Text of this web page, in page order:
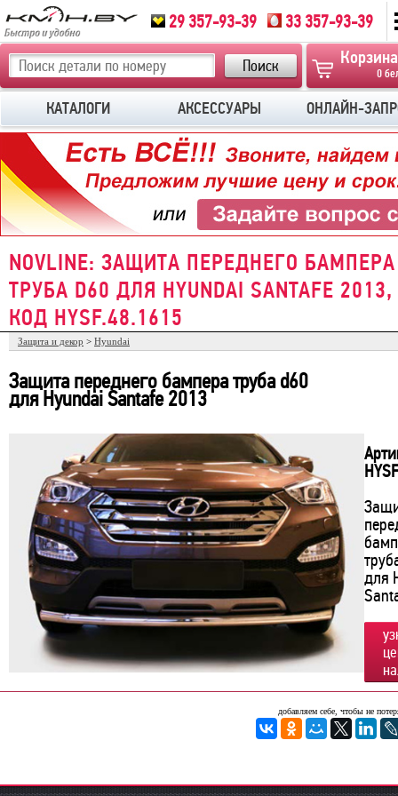
29 357-93-39 33 357-93-39
КАТАЛОГИ АКСЕССУАРЫ ОНЛАЙН-
NOVLINE: ЗАЩИТА ПЕРЕДНЕГО БАМПЕРА
ТРУБА D60 ДЛЯ HYUNDAI SANTAFE 2013,
КОД HYSF.48.1615
Защита и декор > Hyundai
Защита переднего бампера труба d60
для Hyundai Santafe 2013
для
добавляем себе, чтобы не
0